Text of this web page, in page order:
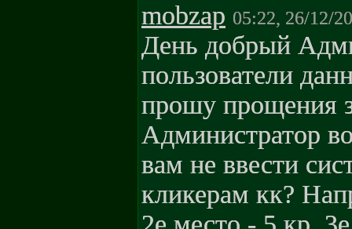
mobzap 05:22, 26/12/
День добрый
пользователи
прошу прощения
Администратор
вам не ввести
кликерам кк?